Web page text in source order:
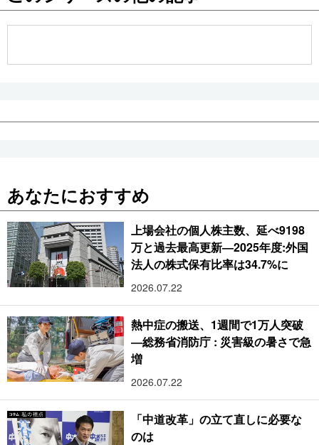
あなたにおすすめ
上場会社の個人株主数、延べ9198
万と過去最高更新―2025年度:外国
法人の株式保有比率は34.7%に
2026.07.22
熱中症の搬送、1週間で1万人突破
―総務省消防庁 : 災害級の暑さで急
増
2026.07.22
「中道改革」の立て直しに必要な
のは